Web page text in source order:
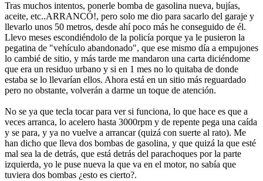
Tras muchos intentos, ponerle bomba de gasolina nueva, bujías,
aceite, etc..ARRANCÓ!, pero solo me dio para sacarlo del garaje y
llevarlo unos 50 metros, desde ahí poco más he conseguido de él.
Llevo meses escondiéndolo de la policía porque ya le pusieron la
pegatina de "vehículo abandonado", que ese mismo día a empujones
lo cambié de sitio, y más tarde me mandaron una carta diciéndome
que era un residuo urbano y si en 1 mes no lo quitaba de donde
estaba se lo llevarían ellos. Ahora está en un sitio más reguardado
pero no obstante, volverán a darme un toque de atención.
No se ya que tecla tocar para ver si funciona, lo que hace es que a
veces arranca, lo acelero hasta 3000rpm y de repente pega una caída
y se para, y ya no vuelve a arrancar (quizá con suerte al rato). Me
han dicho que lleva dos bombas de gasolina, y que quizá la que esté
mal sea la de detrás, que está detrás del parachoques por la parte
izquierda, yo le puse nueva la que va en el motor, no sabía que
tuviera dos bombas ¿esto es cierto?.